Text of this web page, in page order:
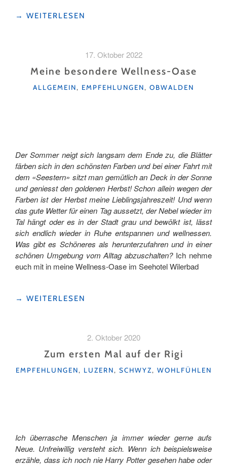
"AUSZEIT
SEMINAR "
→ WEITERLESEN
17. Oktober 2022
Meine besondere Wellness-Oase
KATEGORIEN
ALLGEMEIN, EMPFEHLUNGEN, OBWALDEN
Der Sommer neigt sich langsam dem Ende zu, die Blätter
färben sich in den schönsten Farben und bei einer Fahrt mit
dem «Seestern» sitzt man gemütlich an Deck in der Sonne
und geniesst den goldenen Herbst! Schon allein wegen der
Farben ist der Herbst meine Lieblingsjahreszeit! Und wenn
das gute Wetter für einen Tag aussetzt, der Nebel wieder im
Tal hängt oder es in der Stadt grau und bewölkt ist, lässt
sich endlich wieder in Ruhe entspannen und wellnessen.
Was gibt es Schöneres als herunterzufahren und in einer
schönen Umgebung vom Alltag abzuschalten?Ich nehme
euch mit in meine Wellness-Oase im Seehotel Wilerbad
"MEINE
→ WEITERLESEN
2. Oktober 2020
Zum ersten Mal auf der Rigi
KATEGORIEN
EMPFEHLUNGEN, LUZERN, SCHWYZ, WOHLFÜHLEN
Ich überrasche Menschen ja immer wieder gerne aufs
Neue. Unfreiwillig versteht sich. Wenn ich beispielsweise
erzähle, dass ich noch nie Harry Potter gesehen habe oder